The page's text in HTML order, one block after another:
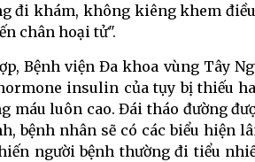
đi khám, không kiêng khem
chân hoại tử".
Bệnh viện Đa khoa vùng Tây
insulin của tụy bị thiếu
máu luôn cao. Đái tháo đường
bệnh nhân sẽ có các biểu hiện
người bệnh thường đi tiểu